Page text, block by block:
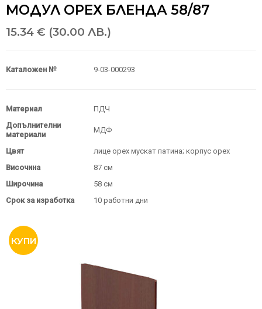
МОДУЛ ОРЕХ БЛЕНДА 58/87
15.34 € (30.00 ЛВ.)
Каталожен № 9-03-000293
Материал
ПДЧ
Допълнителни
материали
МДФ
Цвят
лице орех мускат патина; корпус орех
Височина
87 см
Широчина
58 см
Срок за изработка
10 работни дни